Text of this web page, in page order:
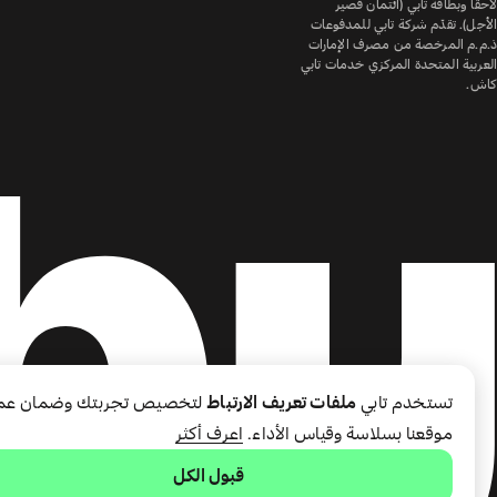
لاحقًا وبطاقة تابي (ائتمان قصير
الأجل). تقدّم شركة تابي للمدفوعات
ذ.م.م المرخصة من مصرف الإمارات
العربية المتحدة المركزي خدمات تابي
كاش.
تستخدم تابي ملفات تعريف الارتباطلتخصيص تجربتك وضمان
موقعنا بسلاسة وقياس الأداء. اعرف أكثر
قبول الكل